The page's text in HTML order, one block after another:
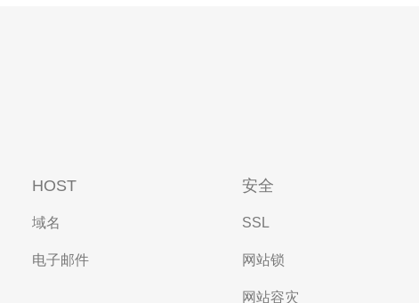
HOST
域名
电子邮件
安全
SSL
网站锁
网站容灾